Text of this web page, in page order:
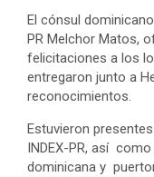
El cónsul
PR Melchor Matos,
felicitaciones a los
entregaron junto a
reconocimientos.
Estuvieron
INDEX-PR, así
dominicana y